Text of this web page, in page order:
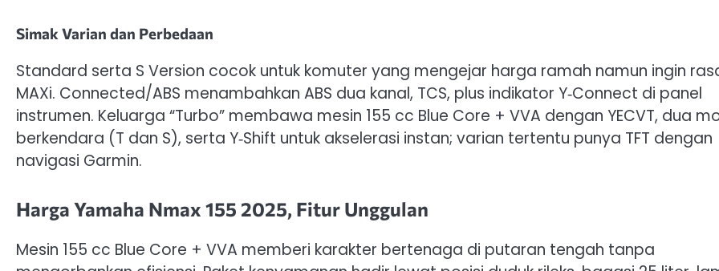
Simak Varian dan Perbedaan
Standard serta S Version cocok untuk komuter yang mengejar harga ramah namun ingin
MAXi. Connected/ABS menambahkan ABS dua kanal, TCS, plus indikator Y‑Connect di panel
instrumen. Keluarga “Turbo” membawa mesin 155 cc Blue Core + VVA dengan YECVT, dua
berkendara (T dan S), serta Y‑Shift untuk akselerasi instan; varian tertentu punya TFT dengan
navigasi Garmin.
Harga Yamaha Nmax 155 2025, Fitur Unggulan
Mesin 155 cc Blue Core + VVA memberi karakter bertenaga di putaran tengah tanpa